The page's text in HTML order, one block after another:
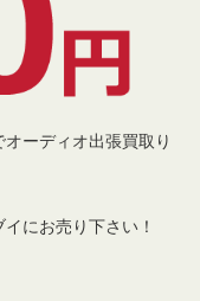
ーディオ出張買取り
にお売り下さい！